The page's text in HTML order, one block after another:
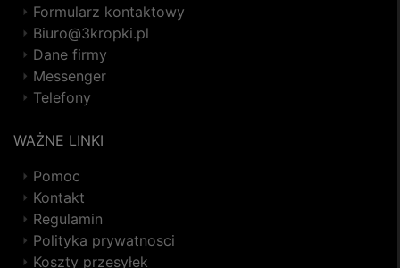
Formularz kontaktowy
Biuro@3kropki.pl
Dane firmy
Messenger
Telefony
WAŻNE LINKI
Pomoc
Kontakt
Regulamin
Polityka prywatnosci
Koszty przesyłek